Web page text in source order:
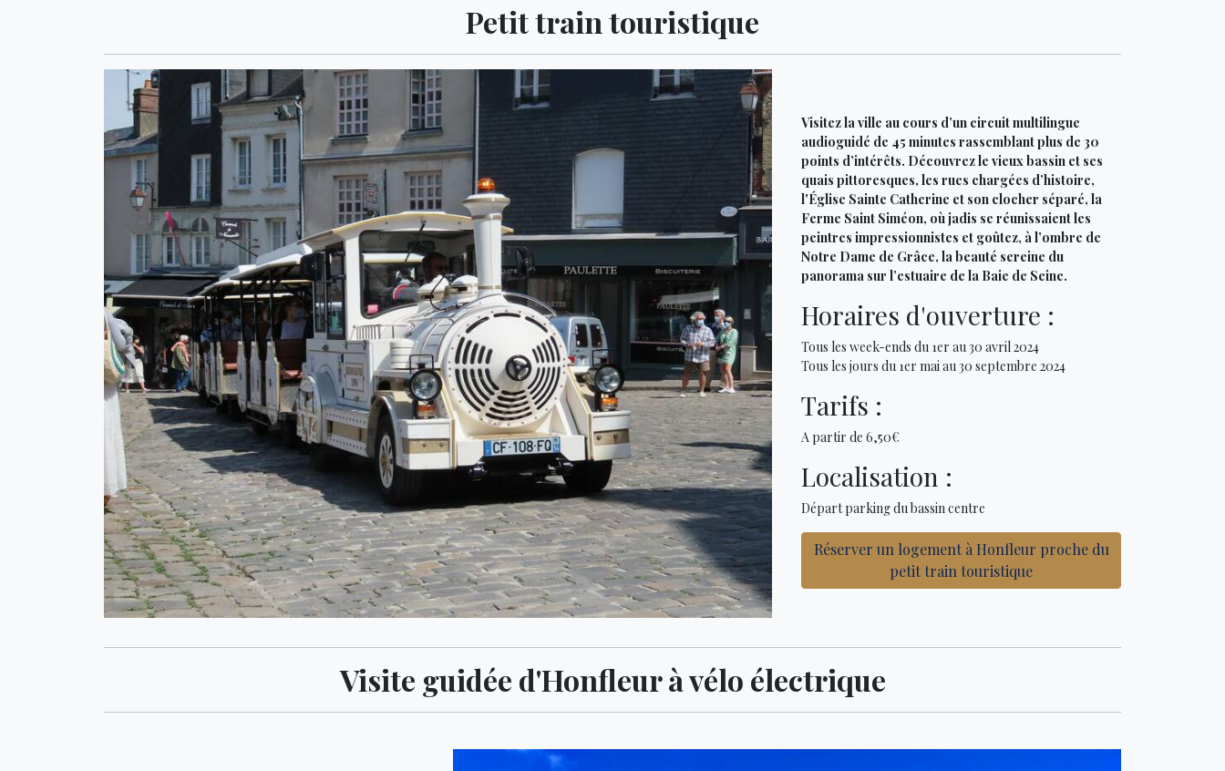
Petit train touristique
Visitez la ville au cours d’un circuit multilingue
audioguidé de 45 minutes rassemblant plus de 30
points d’intérêts. Découvrez le vieux bassin et ses
quais pittoresques, les rues chargées d’histoire,
l'Église Sainte Catherine et son clocher séparé, la
Ferme Saint Siméon, où jadis se réunissaient les
peintres impressionnistes et goûtez, à l’ombre de
Notre Dame de Grâce, la beauté sereine du
panorama sur l’estuaire de la Baie de Seine.
Horaires d'ouverture :
Tous les week-ends du 1er au 30 avril 2024
Tous les jours du 1er mai au 30 septembre 2024
Tarifs :
A partir de 6,50€
Localisation :
Départ parking du bassin centre
Réserver un logement à Honfleur proche du
petit train touristique
Visite guidée d'Honfleur à vélo électrique